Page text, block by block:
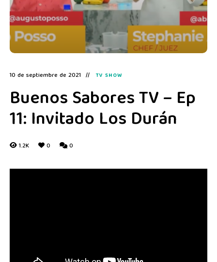
10 de septiembre de 2021 TV SHOW
Buenos Sabores TV – Ep
11: Invitado Los Durán
1.2K 0 0